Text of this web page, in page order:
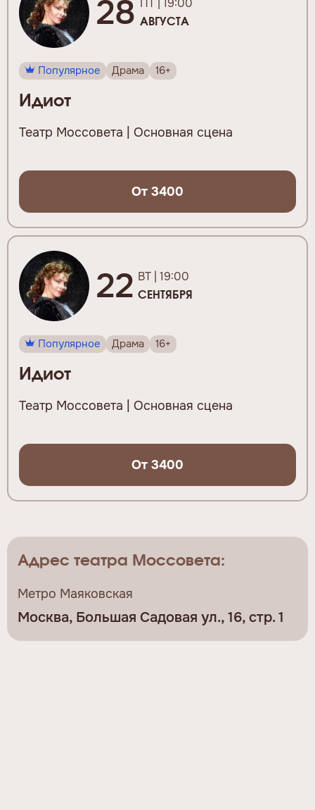
28 ПТ | 19:00
АВГУСТА
Популярное Драма 16+
Идиот
Театр Моссовета | Основная сцена
От 3400
22 ВТ | 19:00
СЕНТЯБРЯ
Популярное Драма 16+
Идиот
Театр Моссовета | Основная сцена
От 3400
Адрес театра Моссовета:
Метро Маяковская
Москва, Большая Садовая ул., 16, стр. 1